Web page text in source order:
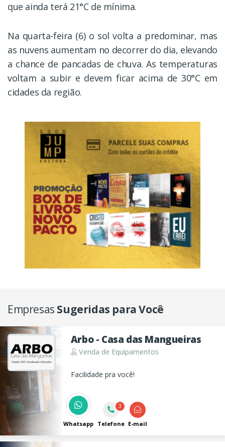
que ainda terá 21°C de mínima.
Na quarta-feira (6) o sol volta a predominar, mas
as nuvens aumentam no decorrer do dia, elevando
a chance de pancadas de chuva. As temperaturas
voltam a subir e devem ficar acima de 30°C em
cidades da região.
Empresas Sugeridas para Você
Arbo - Casa das Mangueiras
Venda de Equipamentos
Facilidade pra você!
Whatsapp
3
Telefone E-mail